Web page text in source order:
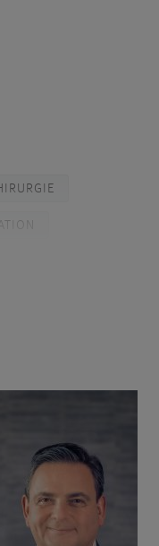
VISION